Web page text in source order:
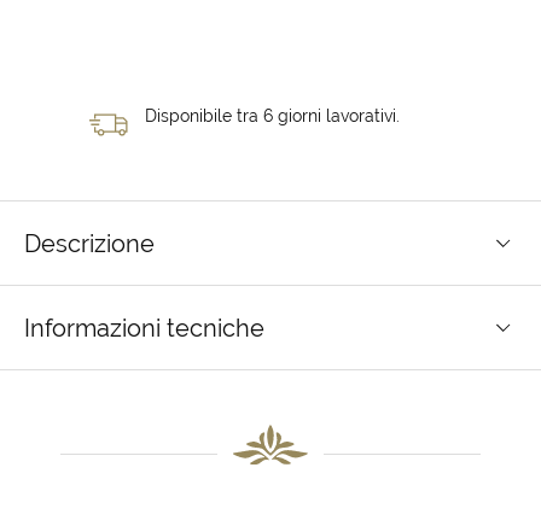
Disponibile tra 6 giorni lavorativi.
Descrizione
Informazioni tecniche